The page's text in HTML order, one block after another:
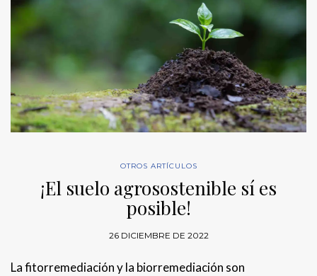
OTROS ARTÍCULOS
¡El suelo agrosostenible sí es
posible!
26 DICIEMBRE DE 2022
La fitorremediación y la biorremediación son